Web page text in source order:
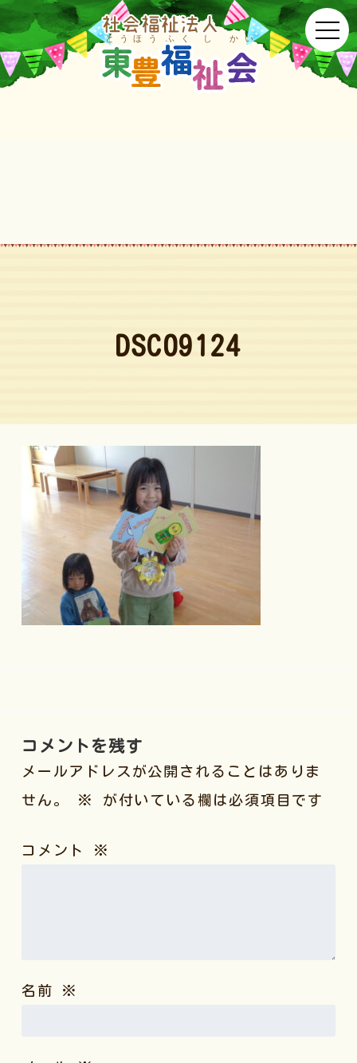
DSC09124
コメントを残す
メールアドレスが公開されることはありま
せん。
※ が付いている欄は必須項目です
コメント ※
名前 ※